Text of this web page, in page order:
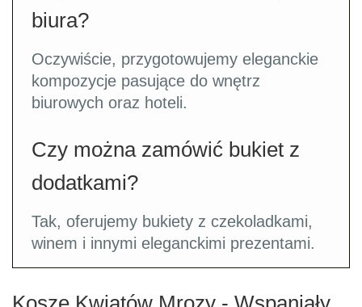
biura?
Oczywiście, przygotowujemy eleganckie
kompozycje pasujące do wnętrz
biurowych oraz hoteli.
Czy można zamówić bukiet z
dodatkami?
Tak, oferujemy bukiety z czekoladkami,
winem i innymi eleganckimi prezentami.